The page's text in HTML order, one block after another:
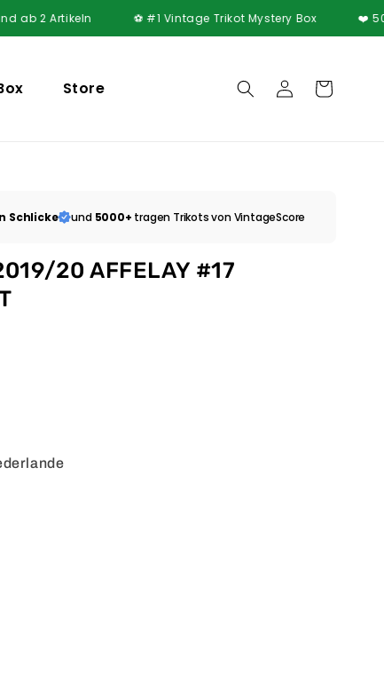
⚽ #1 Vintage Trikot Mystery Box❤️ 5000+
Store EinloggenWarenkorb
Schlicke und 5000+ tragen Trikots von VintageScore
20 AFFELAY #17